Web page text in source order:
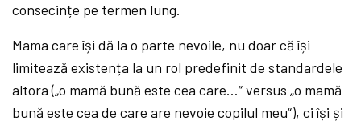
consecințe pe termen lung.
Mama care își dă la o parte nevoile, nu doar că își
limitează existența la un rol predefinit de standardele
altora („o mamă bună este cea care…“ versus „o mamă
bună este cea de care are nevoie copilul meu“), ci își și